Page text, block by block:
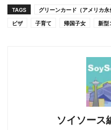
TAGS グリーンカード（アメリカ永
ビザ
子育て 帰国子女 新型
ソイソース